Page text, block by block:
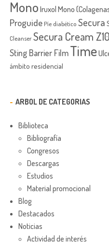
MonoIruxol Mono
Proguide Píe diabético Secura
CleanserSecura Cream Z10
Sting Barrier FilmTime
ámbito residencial
ARBOL DE CATEGORIAS
Biblioteca
Bibliografía
Congresos
Descargas
Estudios
Material promocional
Blog
Destacados
Noticias
Actividad de interés